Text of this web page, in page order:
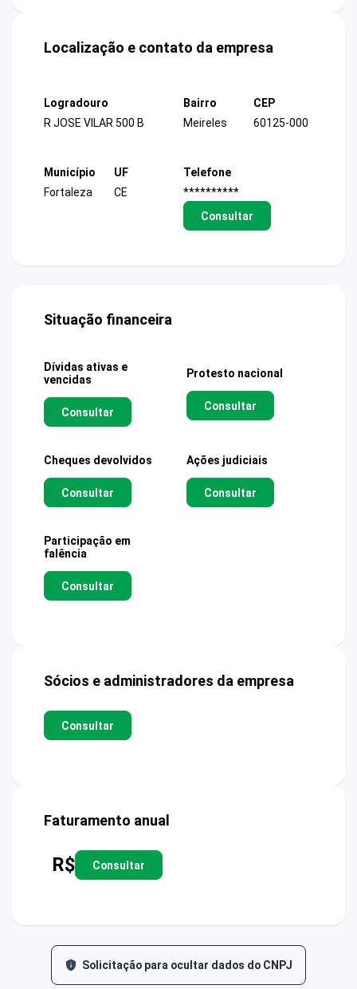
Localização e contato da empresa
Logradouro
R JOSE VILAR 500 B
Bairro
Meireles
CEP
60125-000
Município
Fortaleza
UF
CE
Telefone
**********
Consultar
Situação financeira
Dívidas ativas e
vencidas
Consultar
Protesto nacional
Consultar
Cheques devolvidos
Consultar
Ações judiciais
Consultar
Participação em
falência
Consultar
Sócios e administradores da empresa
Consultar
Faturamento anual
R$ Consultar
Solicitação para ocultar dados do CNPJ